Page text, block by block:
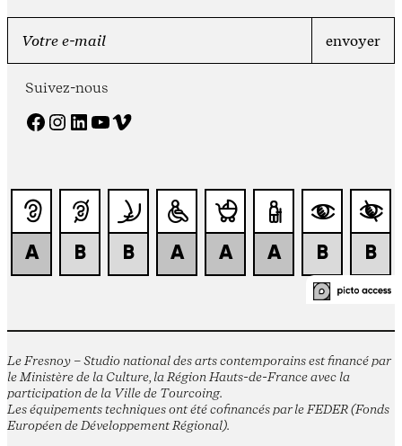
Suivez-nous
Facebook Instagram LinkedIn YouTube Vimeo
Le Fresnoy – Studio national des arts contemporains est financé par
le Ministère de la Culture, la Région Hauts-de-France avec la
participation de la Ville de Tourcoing.
Les équipements techniques ont été cofinancés par le FEDER (Fonds
Européen de Développement Régional).